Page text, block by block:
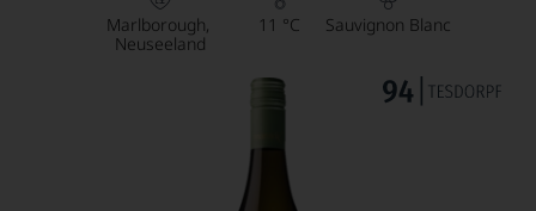
Marlborough
Neuseeland
11 °C Sauvignon Blanc